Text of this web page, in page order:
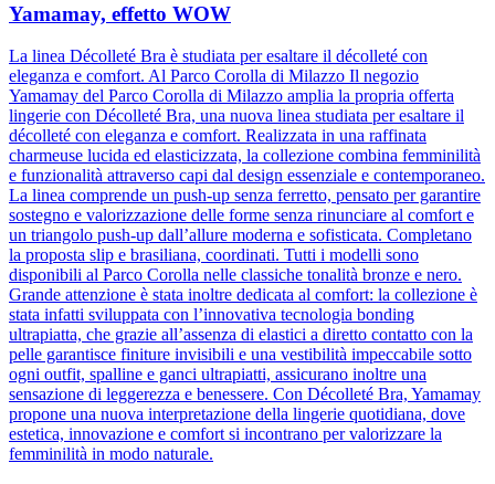
Yamamay, effetto WOW
La linea Décolleté Bra è studiata per esaltare il décolleté con
eleganza e comfort. Al Parco Corolla di Milazzo Il negozio
Yamamay del Parco Corolla di Milazzo amplia la propria offerta
lingerie con Décolleté Bra, una nuova linea studiata per esaltare il
décolleté con eleganza e comfort. Realizzata in una raffinata
charmeuse lucida ed elasticizzata, la collezione combina femminilità
e funzionalità attraverso capi dal design essenziale e contemporaneo.
La linea comprende un push-up senza ferretto, pensato per garantire
sostegno e valorizzazione delle forme senza rinunciare al comfort e
un triangolo push-up dall’allure moderna e sofisticata. Completano
la proposta slip e brasiliana, coordinati. Tutti i modelli sono
disponibili al Parco Corolla nelle classiche tonalità bronze e nero.
Grande attenzione è stata inoltre dedicata al comfort: la collezione è
stata infatti sviluppata con l’innovativa tecnologia bonding
ultrapiatta, che grazie all’assenza di elastici a diretto contatto con la
pelle garantisce finiture invisibili e una vestibilità impeccabile sotto
ogni outfit, spalline e ganci ultrapiatti, assicurano inoltre una
sensazione di leggerezza e benessere. Con Décolleté Bra, Yamamay
propone una nuova interpretazione della lingerie quotidiana, dove
estetica, innovazione e comfort si incontrano per valorizzare la
femminilità in modo naturale.